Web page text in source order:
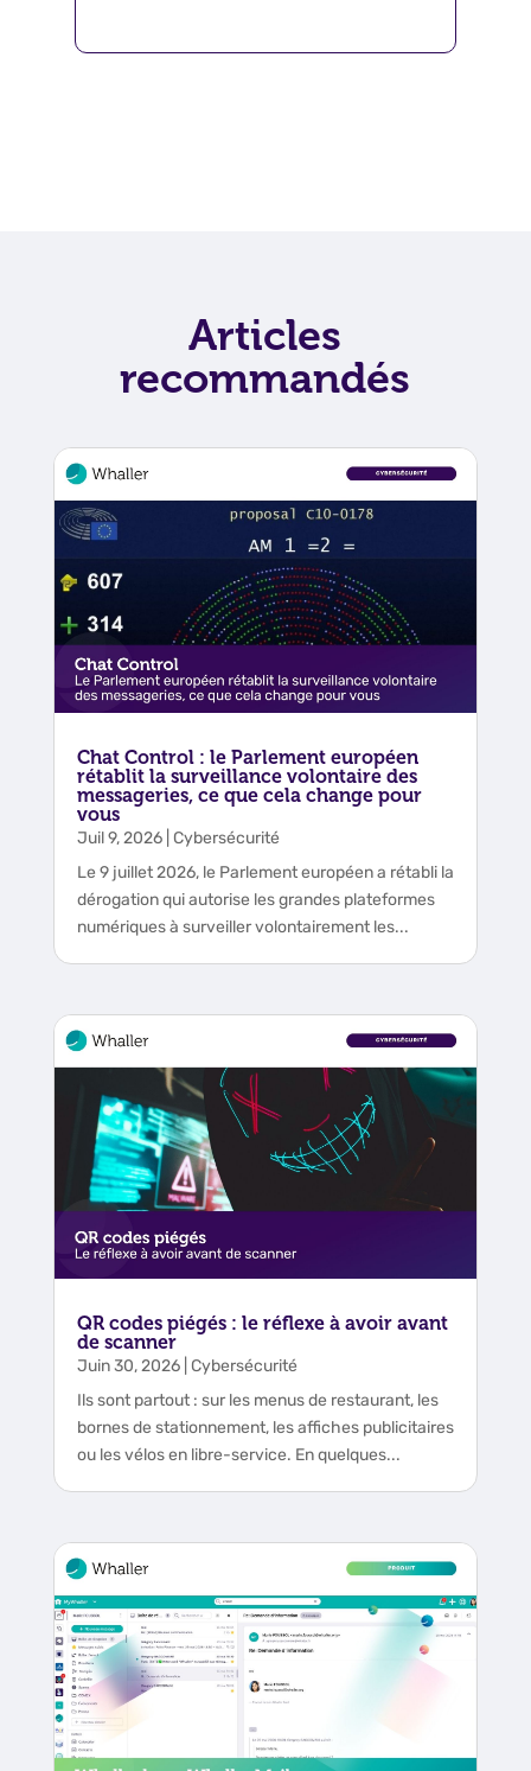
Articles
recommandés
Chat Control : le Parlement européen
rétablit la surveillance volontaire des
messageries, ce que cela change pour
vous
Juil 9, 2026| Cybersécurité
Le 9 juillet 2026, le Parlement européen a rétabli la
dérogation qui autorise les grandes plateformes
numériques à surveiller volontairement les...
QR codes piégés : le réflexe à avoir avant
de scanner
Juin 30, 2026| Cybersécurité
Ils sont partout : sur les menus de restaurant, les
bornes de stationnement, les affiches publicitaires
ou les vélos en libre-service. En quelques...